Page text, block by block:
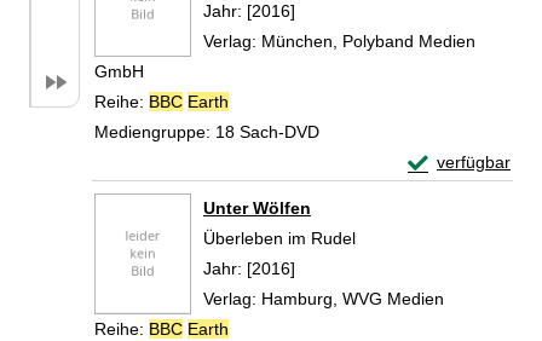
Suche nach diesem Verfasser
Jahr: [2016]
Verlag: München, Polyband Medien
GmbH
Reihe: BBC Earth
Mediengruppe: 18 Sach-DVD
verfügbar
Exemplar-
Unter Wölfen
Überleben im Rudel
Suche nach diesem Verfasser
Jahr: [2016]
Verlag: Hamburg, WVG Medien
Reihe: BBC Earth